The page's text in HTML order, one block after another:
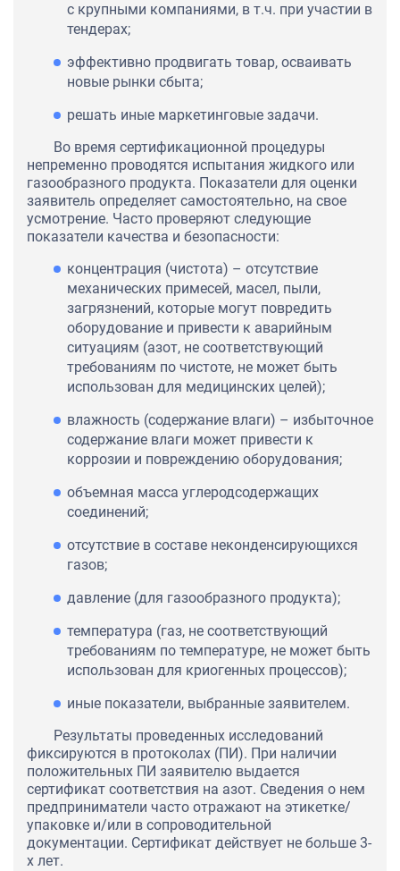
с крупными компаниями, в т.ч. при участии в
тендерах;
эффективно продвигать товар, осваивать
новые рынки сбыта;
решать иные маркетинговые задачи.
Во время сертификационной процедуры
непременно проводятся испытания жидкого или
газообразного продукта. Показатели для оценки
заявитель определяет самостоятельно, на свое
усмотрение. Часто проверяют следующие
показатели качества и безопасности:
концентрация (чистота) – отсутствие
механических примесей, масел, пыли,
загрязнений, которые могут повредить
оборудование и привести к аварийным
ситуациям (азот, не соответствующий
требованиям по чистоте, не может быть
использован для медицинских целей);
влажность (содержание влаги) – избыточное
содержание влаги может привести к
коррозии и повреждению оборудования;
объемная масса углеродсодержащих
соединений;
отсутствие в составе неконденсирующихся
газов;
давление (для газообразного продукта);
температура (газ, не соответствующий
требованиям по температуре, не может быть
использован для криогенных процессов);
иные показатели, выбранные заявителем.
Результаты проведенных исследований
фиксируются в протоколах (ПИ). При наличии
положительных ПИ заявителю выдается
сертификат соответствия на азот. Сведения о нем
предприниматели часто отражают на этикетке/
упаковке и/или в сопроводительной
документации. Сертификат действует не больше 3-
х лет.